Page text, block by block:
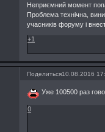
Неприємний момент
Проблема технічна,
учасників форуму і
+1
Поделиться10.08.2016
Уже 100500 раз
0